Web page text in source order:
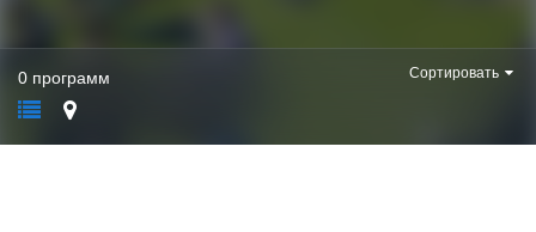
0 программ Сортировать